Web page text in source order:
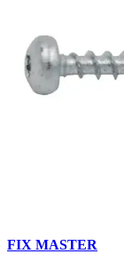
FIX MASTER